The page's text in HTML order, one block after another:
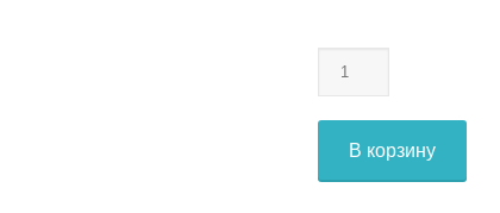
3.3.5
В корзину